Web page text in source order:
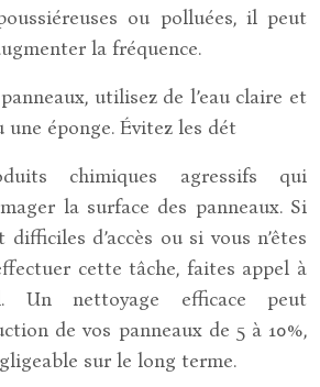
ou polluées, il peut
la fréquence.
utilisez de l’eau claire et
éponge. Évitez les dét
chimiques agressifs qui
la surface des panneaux. Si
d’accès ou si vous n’êtes
cette tâche, faites appel à
Un nettoyage efficace peut
de vos panneaux de 5 à 10%,
sur le long terme.